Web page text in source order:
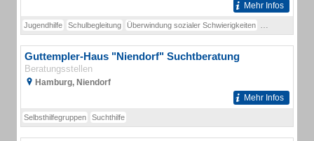
Mehr Infos
Jugendhilfe Schulbegleitung Überwindung sozialer Schwierigkeiten
Guttempler-Haus "Niendorf" Suchtberatung
Beratungsstellen
Hamburg, Niendorf
Mehr Infos
Selbsthilfegruppen Suchthilfe